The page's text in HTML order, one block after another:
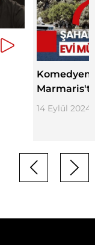
Komedyen
14 Eylül 2024